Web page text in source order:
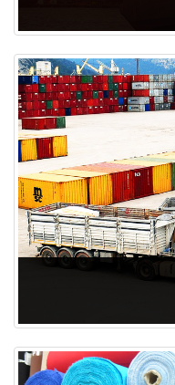
Tamamını Oku
Tamamını Oku